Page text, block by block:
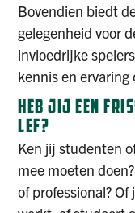
Bovendien biedt
gelegenheid voor
invloedrijke
kennis en ervaring
HEB JIJ EEN
LEF?
Ken jij studenten
mee moeten
of professional?